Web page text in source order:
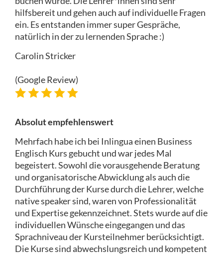
hilfsbereit und gehen auch auf individuelle Fragen
ein. Es entstanden immer super Gespräche,
natürlich in der zu lernenden Sprache :)
Carolin Stricker
(Google Review)
Absolut empfehlenswert
Mehrfach habe ich bei Inlingua einen Business
Englisch Kurs gebucht und war jedes Mal
begeistert. Sowohl die vorausgehende Beratung
und organisatorische Abwicklung als auch die
Durchführung der Kurse durch die Lehrer, welche
native speaker sind, waren von Professionalität
und Expertise gekennzeichnet. Stets wurde auf die
individuellen Wünsche eingegangen und das
Sprachniveau der Kursteilnehmer berücksichtigt.
Die Kurse sind abwechslungsreich und kompetent